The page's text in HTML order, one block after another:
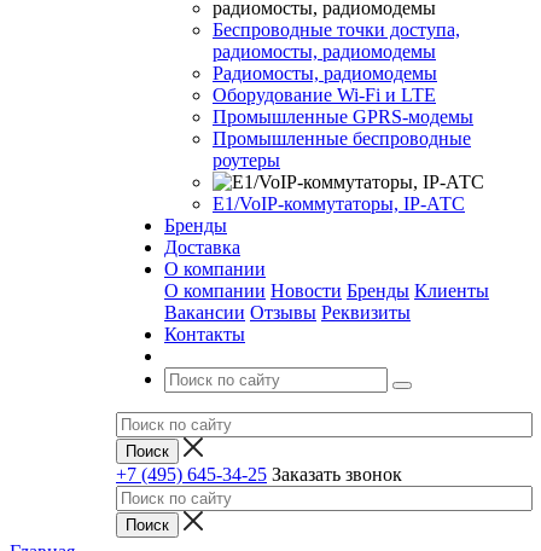
Беспроводные точки доступа,
радиомосты, радиомодемы
Радиомосты, радиомодемы
Оборудование Wi-Fi и LTE
Промышленные GPRS-модемы
Промышленные беспроводные
роутеры
Е1/VoIP-коммутаторы, IP-АТС
Бренды
Доставка
О компании
О компании Новости Бренды Клиенты
Вакансии Отзывы Реквизиты
Контакты
+7 (495) 645-34-25 Заказать звонок